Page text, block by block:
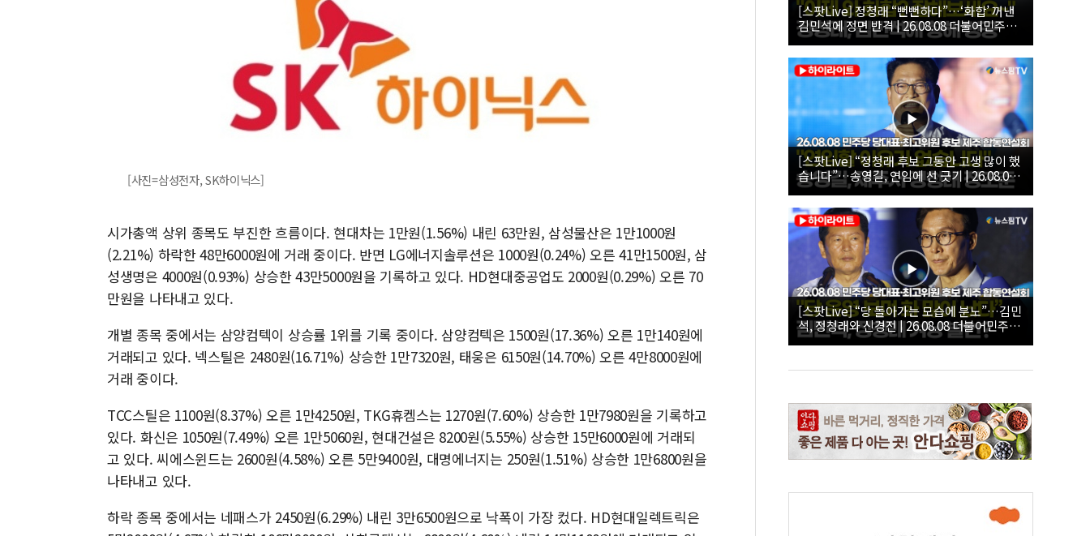
[사진=삼성전자, SK하이닉스]
시가총액 상위 종목도 부진한 흐름이다. 현대차는 1만원(1.56%) 내린 63만원, 삼성물산은 1만1000원
(2.21%) 하락한 48만6000원에 거래 중이다. 반면 LG에너지솔루션은 1000원(0.24%) 오른 41만1500원, 삼
성생명은 4000원(0.93%) 상승한 43만5000원을 기록하고 있다. HD현대중공업도 2000원(0.29%) 오른 70
만원을 나타내고 있다.
개별 종목 중에서는 삼양컴텍이 상승률 1위를 기록 중이다. 삼양컴텍은 1500원(17.36%) 오른 1만140원에
거래되고 있다. 넥스틸은 2480원(16.71%) 상승한 1만7320원, 태웅은 6150원(14.70%) 오른 4만8000원에
거래 중이다.
TCC스틸은 1100원(8.37%) 오른 1만4250원, TKG휴켐스는 1270원(7.60%) 상승한 1만7980원을 기록하고
있다. 화신은 1050원(7.49%) 오른 1만5060원, 현대건설은 8200원(5.55%) 상승한 15만6000원에 거래되
고 있다. 씨에스윈드는 2600원(4.58%) 오른 5만9400원, 대명에너지는 250원(1.51%) 상승한 1만6800원을
나타내고 있다.
하락 종목 중에서는 네패스가 2450원(6.29%) 내린 3만6500원으로 낙폭이 가장 컸다. HD현대일렉트릭은
[스팟Live] 정청래 “뻔뻔하다”…‘화합’ 꺼낸
김민석에 정면 반격 | 26.08.08 더불어민주당
당대표·최고위원 후보 제주 합동연설회
[스팟Live] “정청래 후보 그동안 고생 많이 했
습니다”…송영길, 연임에 선 긋기 | 26.08.08
더불어민주당 당대표·최고위원 후보 제주 합
동연설회
[스팟Live] “당 돌아가는 모습에 분노”…김민
석, 정청래와 신경전 | 26.08.08 더불어민주당
당대표·최고위원 후보 제주 합동연설회